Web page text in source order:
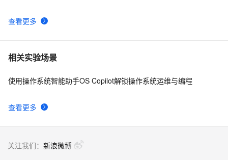
查看更多
相关实验场景
查看更多
使用操作系统智能助手OS Copilot解锁操作系统运维与编程
关注我们： 新浪微博